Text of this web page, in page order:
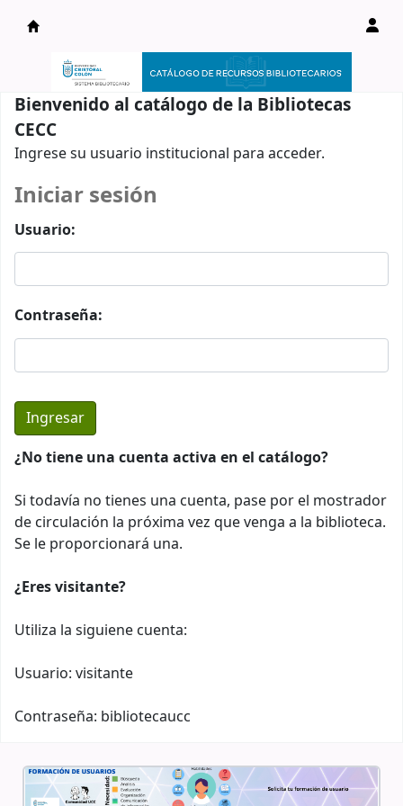
Catálogo en línea
Bienvenido al catálogo de la Bibliotecas
CECC
Ingrese su usuario institucional para acceder.
Iniciar sesión
Usuario:
Contraseña:
¿No tiene una cuenta activa en el catálogo?
Si todavía no tienes una cuenta, pase por el mostrador
de circulación la próxima vez que venga a la biblioteca.
Se le proporcionará una.
¿Eres visitante?
Utiliza la siguiene cuenta:
Usuario: visitante
Contraseña: bibliotecaucc